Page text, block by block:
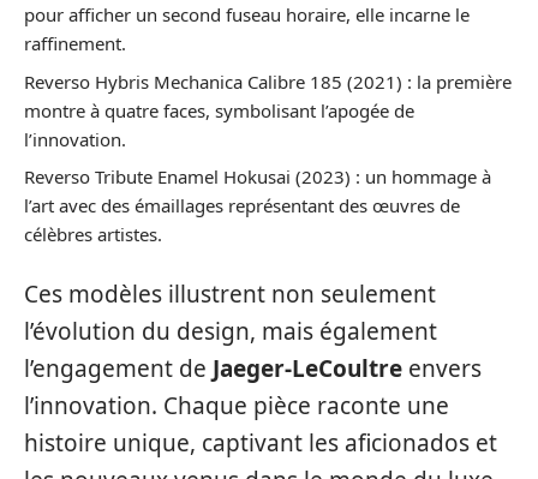
pour afficher un second fuseau horaire, elle incarne le
raffinement.
Reverso Hybris Mechanica Calibre 185 (2021) : la première
montre à quatre faces, symbolisant l’apogée de
l’innovation.
Reverso Tribute Enamel Hokusai (2023) : un hommage à
l’art avec des émaillages représentant des œuvres de
célèbres artistes.
Ces modèles illustrent non seulement
l’évolution du design, mais également
l’engagement de Jaeger-LeCoultre envers
l’innovation. Chaque pièce raconte une
histoire unique, captivant les aficionados et